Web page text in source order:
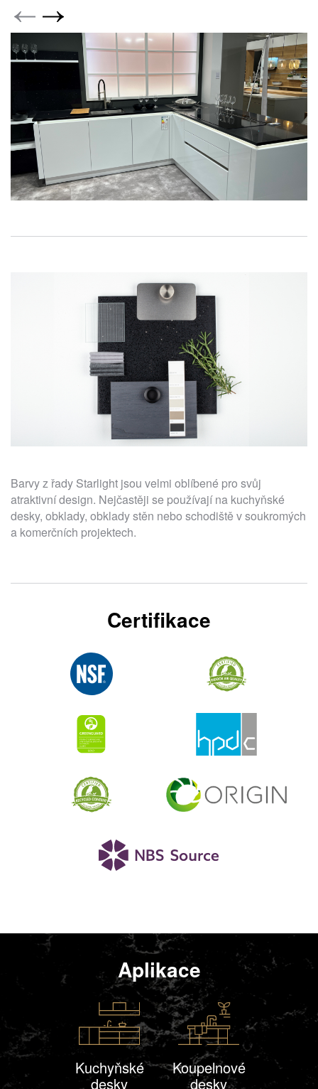
Barvy z řady Starlight jsou velmi oblíbené pro svůj
atraktivní design. Nejčastěji se používají na kuchyňské
desky, obklady, obklady stěn nebo schodiště v soukromých
a komerčních projektech.
Certifikace
Aplikace
Kuchyňské
desky
Koupelnové
desky